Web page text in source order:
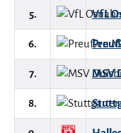
5. VfL
6.
7. MSV
8.